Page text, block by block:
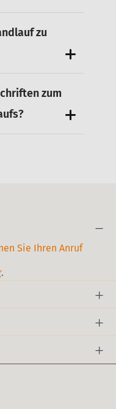
zu
zum
Sie Ihren Anruf
.